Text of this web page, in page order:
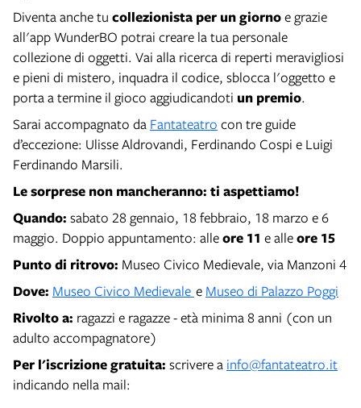
Diventa anche tu collezionista per un giornoe grazie
all'app WunderBO potrai creare la tua personale
collezione di oggetti. Vai alla ricerca di reperti meravigliosi
e pieni di mistero, inquadra il codice, sblocca l'oggetto e
porta a termine il gioco aggiudicandoti un premio.
Sarai accompagnato da Fantateatro con tre guide
d’eccezione: Ulisse Aldrovandi, Ferdinando Cospi e Luigi
Ferdinando Marsili.
Le sorprese non mancheranno: ti aspettiamo!
Quando: sabato 28 gennaio, 18 febbraio, 18 marzo e 6
maggio. Doppio appuntamento: alleore 11 e alleore 15
Puntodi ritrovo: Museo Civico Medievale, via Manzoni 4
Dove: Museo Civico Medievale e Museo di Palazzo Poggi
Rivolto a: ragazzi e ragazze - età minima 8 anni (con un
adulto accompagnatore)
Per l'iscrizione gratuita: scrivere a info@fantateatro.it
indicando nella mail: